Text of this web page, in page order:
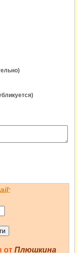
от Плюшкина